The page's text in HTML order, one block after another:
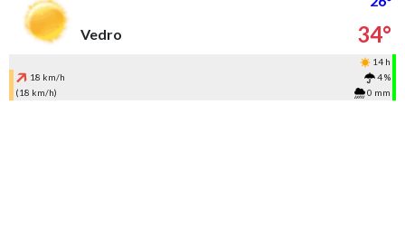
Vedro
34°
14 h
18 km/h
4 %
(18 km/h)
0 mm